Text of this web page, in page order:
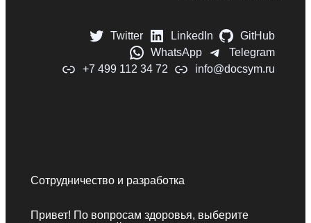
Twitter LinkedIn
GitHub
WhatsApp
Telegram
+7 499 112 34 72
info@docsym.ru
Сотрудничество и разработка
Привет! По вопросам здоровья, выберите